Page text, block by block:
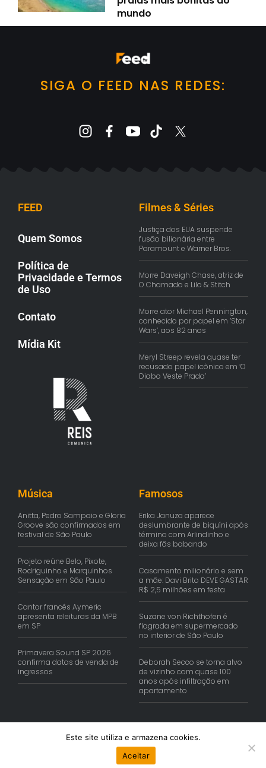
mundo
SIGA O FEED NAS REDES:
FEED
Quem Somos
Política de
Privacidade e Termos
de Uso
Contato
Mídia Kit
Filmes & Séries
Justiça dos EUA suspende
fusão bilionária entre
Paramount e Warner Bros.
Morre Daveigh Chase, atriz de
O Chamado e Lilo & Stitch
Morre ator Michael Pennington,
conhecido por papel em ‘Star
Wars’, aos 82 anos
Meryl Streep revela quase ter
recusado papel icônico em ‘O
Diabo Veste Prada’
Música
Anitta, Pedro Sampaio e Gloria
Groove são confirmados em
festival de São Paulo
Projeto reúne Belo, Pixote,
Rodriguinho e Marquinhos
Sensação em São Paulo
Cantor francês Aymeric
apresenta releituras da MPB
em SP
Primavera Sound SP 2026
confirma datas de venda de
ingressos
Famosos
Erika Januza aparece
deslumbrante de biquíni após
término com Arlindinho e
deixa fãs babando
Casamento milionário e sem
a mãe: Davi Brito DEVE GASTAR
R$ 2,5 milhões em festa
Suzane von Richthofen é
flagrada em supermercado
no interior de São Paulo
Deborah Secco se torna alvo
de vizinho com quase 100
anos após infiltração em
apartamento
© Copyright 2026 | Reis Comunica. Todos os Direitos Reservados.
Este site utiliza e armazena cookies.
Aceitar